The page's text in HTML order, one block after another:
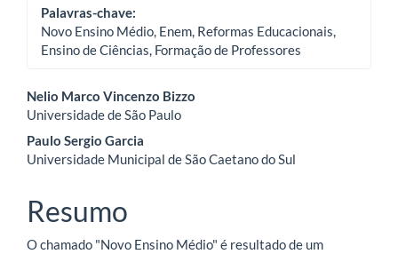
Palavras-chave:
Novo Ensino Médio, Enem, Reformas Educacionais,
Ensino de Ciências, Formação de Professores
Conteúdo
do
artigo
principal
Nelio Marco Vincenzo Bizzo
Universidade de São Paulo
Paulo Sergio Garcia
Universidade Municipal de São Caetano do Sul
Resumo
O chamado "Novo Ensino Médio" é resultado de um